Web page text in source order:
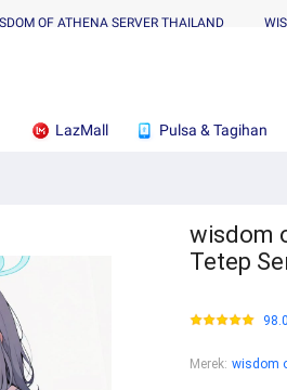
OF ATHENA SERVER THAILAND
LazMall Pulsa & Tagihan
wisdom
Tetep
Merek: wisdom